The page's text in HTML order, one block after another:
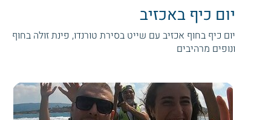
יום כיף באכזיב
יום כיף בחוף אכזיב עם שייט בסירת טורנדו, פינת זולה בחוף
ונופים מרהיבים